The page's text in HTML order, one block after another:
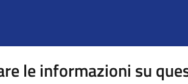
le informazioni su